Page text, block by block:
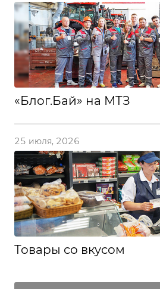
«Блог.Бай» на МТЗ
25 июля, 2026
Товары со вкусом